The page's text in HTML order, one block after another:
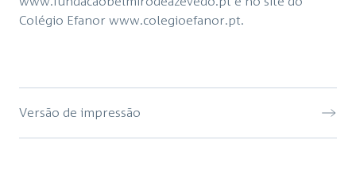
Colégio Efanor www.colegioefanor.pt.
Versão de impressão